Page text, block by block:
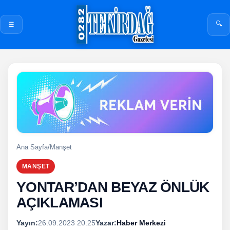
☰ 🔍
Ana Sayfa/Manşet
MANŞET
YONTAR’DAN BEYAZ ÖNLÜK
AÇIKLAMASI
Yayın:26.09.2023 20:25Yazar:Haber Merkezi